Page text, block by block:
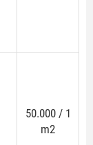
50.000 / 1
m2